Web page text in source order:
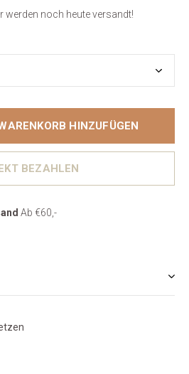
werden noch heute versandt!
HINZUFÜGEN
BEZAHLEN
Ab €60,-